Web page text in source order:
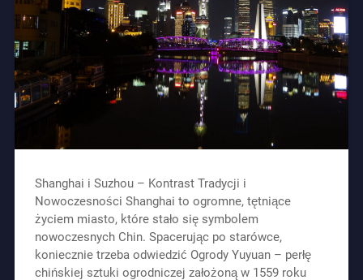
Shanghai i Suzhou – Kontrast Tradycji i
Nowoczesności Shanghai to ogromne, tętniące
życiem miasto, które stało się symbolem
nowoczesnych Chin. Spacerując po starówce,
koniecznie trzeba odwiedzić Ogrody Yuyuan – perłę
chińskiej sztuki ogrodniczej założoną w 1559 roku